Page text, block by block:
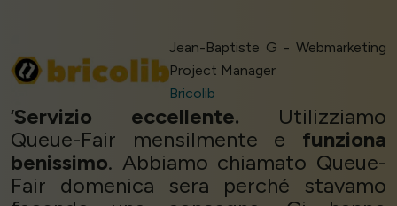
Jean-Baptiste G - Webmarketing
Project Manager
Bricolib
‘Servizio eccellente. Utilizziamo
Queue-Fair mensilmente e funziona
benissimo. Abbiamo chiamato Queue-
Fair domenica sera perché stavamo